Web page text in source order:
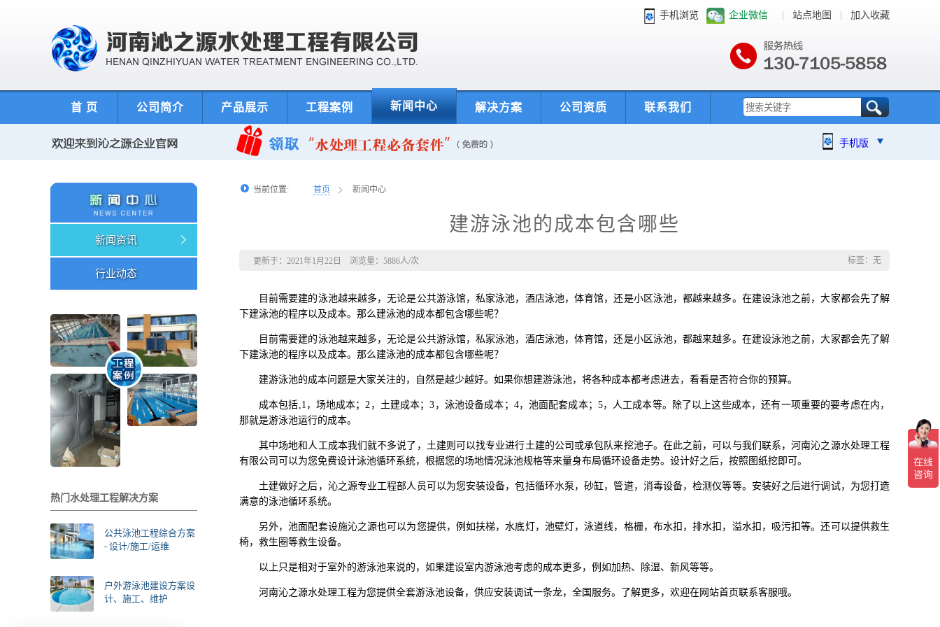
手机浏览 企业微信 站点地图 加入收藏
首 页 公司简介 产品展示 工程案例 新闻中心 解决方案 公司资质 联系我们
手机版
新闻资讯
行业动态
热门水处理工程解决方案
公共泳池工程综合方案
- 设计/施工/运维
户外游泳池建设方案设
计、施工、维护
当前位置: 首页 新闻中心
建游泳池的成本包含哪些
更新于：2021年1月22日 浏览量： 5886人/次 标签：无
目前需要建的泳池越来越多，无论是公共游泳馆，私家泳池，酒店泳池，体育馆，还是小区泳池，都越来越多。在建设泳池之前，大家都会先了解
下建泳池的程序以及成本。那么建泳池的成本都包含哪些呢？
目前需要建的泳池越来越多，无论是公共游泳馆，私家泳池，酒店泳池，体育馆，还是小区泳池，都越来越多。在建设泳池之前，大家都会先了解
下建泳池的程序以及成本。那么建泳池的成本都包含哪些呢？
建游泳池的成本问题是大家关注的，自然是越少越好。如果你想建游泳池，将各种成本都考虑进去，看看是否符合你的预算。
成本包括,1，场地成本；2，土建成本；3，泳池设备成本；4，池面配套成本；5，人工成本等。除了以上这些成本，还有一项重要的要考虑在内，
那就是游泳池运行的成本。
其中场地和人工成本我们就不多说了，土建则可以找专业进行土建的公司或承包队来挖池子。在此之前，可以与我们联系，河南沁之源水处理工程
有限公司可以为您免费设计泳池循环系统，根据您的场地情况泳池规格等来量身布局循环设备走势。设计好之后，按照图纸挖即可。
土建做好之后，沁之源专业工程部人员可以为您安装设备，包括循环水泵，砂缸，管道，消毒设备，检测仪等等。安装好之后进行调试，为您打造
满意的泳池循环系统。
另外，池面配套设施沁之源也可以为您提供，例如扶梯，水底灯，池壁灯，泳道线，格栅，布水扣，排水扣，溢水扣，吸污扣等。还可以提供救生
椅，救生圈等救生设备。
以上只是相对于室外的游泳池来说的，如果建设室内游泳池考虑的成本更多，例如加热、除湿、新风等等。
河南沁之源水处理工程为您提供全套游泳池设备，供应安装调试一条龙，全国服务。了解更多，欢迎在网站首页联系客服哦。